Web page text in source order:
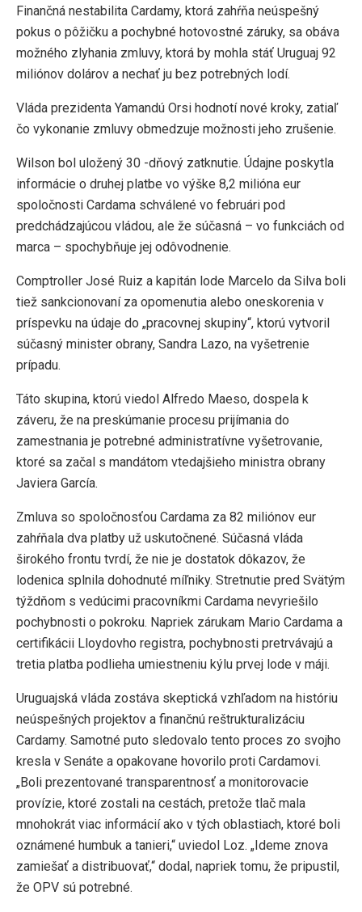
Finančná nestabilita Cardamy, ktorá zahŕňa neúspešný
pokus o pôžičku a pochybné hotovostné záruky, sa obáva
možného zlyhania zmluvy, ktorá by mohla stáť Uruguaj 92
miliónov dolárov a nechať ju bez potrebných lodí.
Vláda prezidenta Yamandú Orsi hodnotí nové kroky, zatiaľ
čo vykonanie zmluvy obmedzuje možnosti jeho zrušenie.
Wilson bol uložený 30 -dňový zatknutie. Údajne poskytla
informácie o druhej platbe vo výške 8,2 milióna eur
spoločnosti Cardama schválené vo februári pod
predchádzajúcou vládou, ale že súčasná – vo funkciách od
marca – spochybňuje jej odôvodnenie.
Comptroller José Ruiz a kapitán lode Marcelo da Silva boli
tiež sankcionovaní za opomenutia alebo oneskorenia v
príspevku na údaje do „pracovnej skupiny“, ktorú vytvoril
súčasný minister obrany, Sandra Lazo, na vyšetrenie
prípadu.
Táto skupina, ktorú viedol Alfredo Maeso, dospela k
záveru, že na preskúmanie procesu prijímania do
zamestnania je potrebné administratívne vyšetrovanie,
ktoré sa začal s mandátom vtedajšieho ministra obrany
Javiera García.
Zmluva so spoločnosťou Cardama za 82 miliónov eur
zahŕňala dva platby už uskutočnené. Súčasná vláda
širokého frontu tvrdí, že nie je dostatok dôkazov, že
lodenica splnila dohodnuté míľniky. Stretnutie pred Svätým
týždňom s vedúcimi pracovníkmi Cardama nevyriešilo
pochybnosti o pokroku. Napriek zárukam Mario Cardama a
certifikácii Lloydovho registra, pochybnosti pretrvávajú a
tretia platba podlieha umiestneniu kýlu prvej lode v máji.
Uruguajská vláda zostáva skeptická vzhľadom na históriu
neúspešných projektov a finančnú reštrukturalizáciu
Cardamy. Samotné puto sledovalo tento proces zo svojho
kresla v Senáte a opakovane hovorilo proti Cardamovi.
„Boli prezentované transparentnosť a monitorovacie
provízie, ktoré zostali na cestách, pretože tlač mala
mnohokrát viac informácií ako v tých oblastiach, ktoré boli
oznámené humbuk a tanieri,“ uviedol Loz. „Ideme znova
zamiešať a distribuovať,“ dodal, napriek tomu, že pripustil,
že OPV sú potrebné.